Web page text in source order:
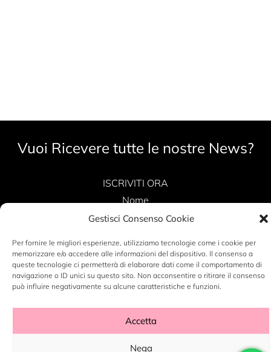
Gestisci Consenso Cookie
Per fornire le migliori esperienze, utilizziamo tecnologie come i cookie per
memorizzare e/o accedere alle informazioni del dispositivo. Il consenso a
queste tecnologie ci permetterà di elaborare dati come il comportamento di
navigazione o ID unici su questo sito. Non acconsentire o ritirare il consenso
può influire negativamente su alcune caratteristiche e funzioni.
Accetta
Nega
Vuoi Ricevere tutte le nostre News?
ISCRIVITI ORA
Nome
Telefono